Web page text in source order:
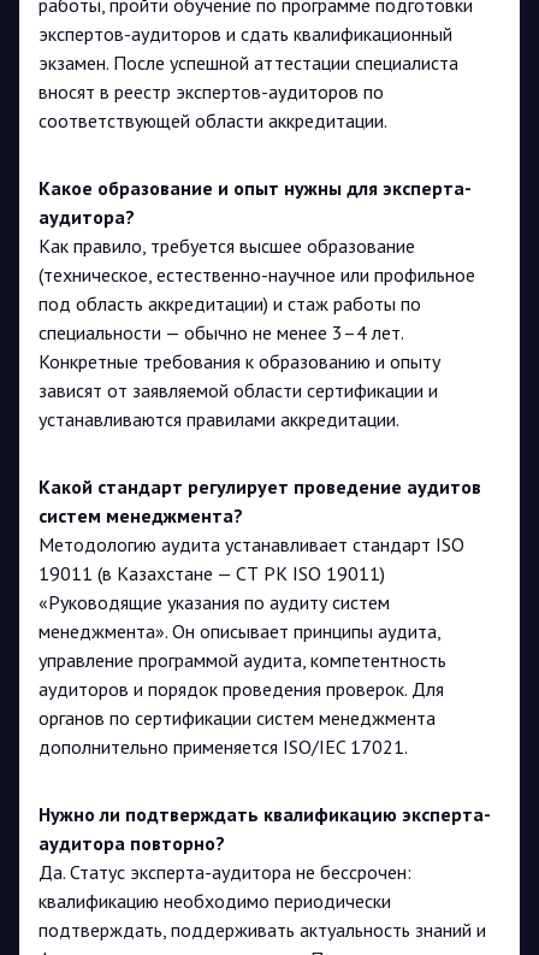
работы, пройти обучение по программе подготовки
экспертов-аудиторов и сдать квалификационный
экзамен. После успешной аттестации специалиста
вносят в реестр экспертов-аудиторов по
соответствующей области аккредитации.
Какое образование и опыт нужны для эксперта-
аудитора?
Как правило, требуется высшее образование
(техническое, естественно-научное или профильное
под область аккредитации) и стаж работы по
специальности — обычно не менее 3–4 лет.
Конкретные требования к образованию и опыту
зависят от заявляемой области сертификации и
устанавливаются правилами аккредитации.
Какой стандарт регулирует проведение аудитов
систем менеджмента?
Методологию аудита устанавливает стандарт ISO
19011 (в Казахстане — СТ РК ISO 19011)
«Руководящие указания по аудиту систем
менеджмента». Он описывает принципы аудита,
управление программой аудита, компетентность
аудиторов и порядок проведения проверок. Для
органов по сертификации систем менеджмента
дополнительно применяется ISO/IEC 17021.
Нужно ли подтверждать квалификацию эксперта-
аудитора повторно?
Да. Статус эксперта-аудитора не бессрочен:
квалификацию необходимо периодически
подтверждать, поддерживать актуальность знаний и